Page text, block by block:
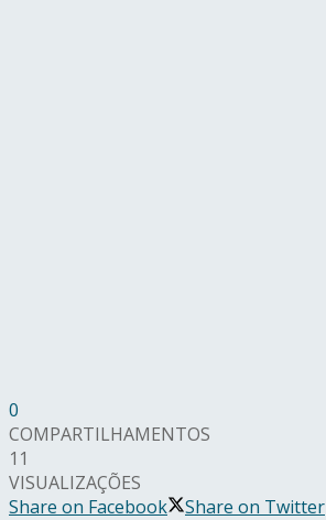
0
COMPARTILHAMENTOS
11
VISUALIZAÇÕES
Share on Facebook
Share on Twitter